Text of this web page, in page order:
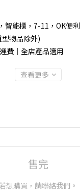
智能櫃，7-11，OK便
物品除外)
費｜全店產品適用
查看更多
售完
若想購買，請聯絡我們。